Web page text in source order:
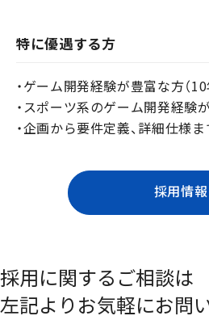
特に優遇する方
・ゲーム開発経験が豊富な方（10
・スポーツ系のゲーム開発経験
・企画から要件定義、詳細仕様
採用情報
採用に関するご相談は
左記よりお気軽にお問